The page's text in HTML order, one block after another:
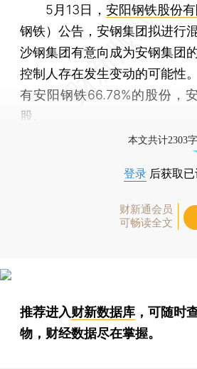
5月13日， 安阳钢铁股份
钢铁）公告，安钢集团拟进行
沙钢集团有意向成为安钢集团
控制人存在发生变动的可能性
有安阳钢铁66.78%的股份，
股。
本文共计2303
登录 后获取
财新通会员
可畅读全文
推荐进入财新数据库 ，可随时
物，财经数据尽在掌握。